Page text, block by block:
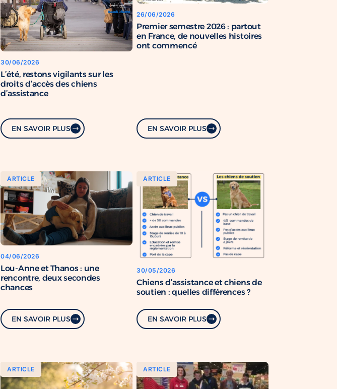
30/06/2026
L’été, restons vigilants sur les
droits d’accès des chiens
d’assistance
EN SAVOIR PLUS
26/06/2026
Premier semestre 2026 : partout
en France, de nouvelles histoires
ont commencé
EN SAVOIR PLUS
ARTICLE
04/06/2026
Lou-Anne et Thanos : une
rencontre, deux secondes
chances
EN SAVOIR PLUS
ARTICLE
30/05/2026
Chiens d’assistance et chiens de
soutien : quelles différences ?
EN SAVOIR PLUS
ARTICLE ARTICLE